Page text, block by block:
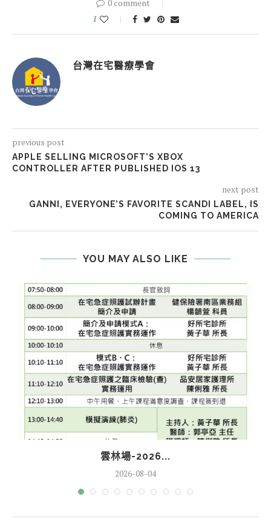
0 comment
1
台灣在宅醫療學會
previous post
APPLE SELLING MICROSOFT’S XBOX
CONTROLLER AFTER PUBLISHED IOS 13
next post
GANNI, EVERYONE’S FAVORITE SCANDI LABEL, IS
COMING TO AMERICA
YOU MAY ALSO LIKE
雲林場-2026...
2026-08-04